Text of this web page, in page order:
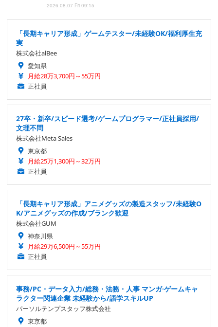
2026.08.07 Fri 09:15
「長期キャリア形成」ゲームテスター/未経験OK/福利厚生充
実
株式会社alBee
愛知県
月給28万3,700円～55万円
正社員
27卒・新卒/スピード選考/ゲームプログラマー/正社員採用/
文理不問
株式会社Meta Sales
東京都
月給25万1,300円～32万円
正社員
「長期キャリア形成」アニメグッズの製造スタッフ/未経験O
K/アニメグッズの作成/ブランク歓迎
株式会社GUM
神奈川県
月給29万6,500円～55万円
正社員
事務/PC・データ入力/総務・法務・人事 マンガ·ゲームキャ
ラクター関連企業 未経験から/語学スキルUP
パーソルテンプスタッフ株式会社
東京都